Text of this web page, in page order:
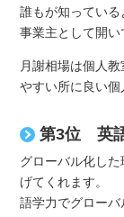
誰もが知ってい
事業主として開い
月謝相場は個人
やすい所に良い個
第3位 英
グローバル化し
げてくれます。
語学力でグロー